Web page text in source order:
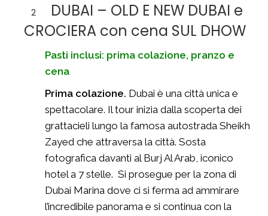
2
DUBAI – OLD E NEW DUBAI e
CROCIERA con cena SUL DHOW
Pasti inclusi: prima colazione, pranzo e
cena
Prima colazione. Dubai è una città unica e
spettacolare. Il tour inizia dalla scoperta dei
grattacieli lungo la famosa autostrada Sheikh
Zayed che attraversa la città. Sosta
fotografica davanti al Burj Al Arab, iconico
hotel a 7 stelle. Si prosegue per la zona di
Dubai Marina dove ci si ferma ad ammirare
l’incredibile panorama e si continua con la